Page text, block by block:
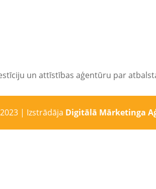
un attīstības aģentūru par
| Izstrādāja Digitālā Mārketinga